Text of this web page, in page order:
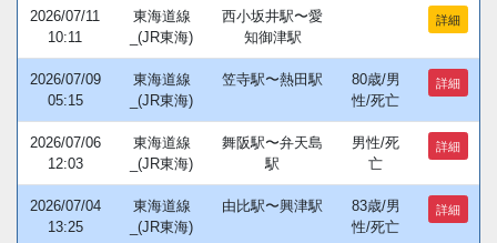
2026/07/11
10:11
東海道線
_(JR東海)
西小坂井駅〜愛
知御津駅
詳細
2026/07/09
05:15
東海道線
_(JR東海)
笠寺駅〜熱田駅
80歳/男
性/死亡
詳細
2026/07/06
12:03
東海道線
_(JR東海)
舞阪駅〜弁天島
駅
男性/死
亡
詳細
2026/07/04
13:25
東海道線
_(JR東海)
由比駅〜興津駅
83歳/男
性/死亡
詳細